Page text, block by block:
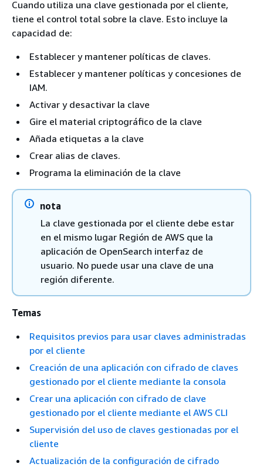
Cuando utiliza una clave gestionada por el cliente,
tiene el control total sobre la clave. Esto incluye la
capacidad de:
Establecer y mantener políticas de claves.
Establecer y mantener políticas y concesiones de
IAM.
Activar y desactivar la clave
Gire el material criptográfico de la clave
Añada etiquetas a la clave
Crear alias de claves.
Programa la eliminación de la clave
nota
La clave gestionada por el cliente debe estar
en el mismo lugar Región de AWS que la
aplicación de OpenSearch interfaz de
usuario. No puede usar una clave de una
región diferente.
Temas
Requisitos previos para usar claves administradas
por el cliente
Creación de una aplicación con cifrado de claves
gestionado por el cliente mediante la consola
Crear una aplicación con cifrado de clave
gestionado por el cliente mediante el AWS CLI
Supervisión del uso de claves gestionadas por el
cliente
Actualización de la configuración de cifrado